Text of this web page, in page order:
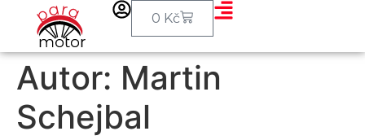
0 Kč
Autor: Martin
Schejbal